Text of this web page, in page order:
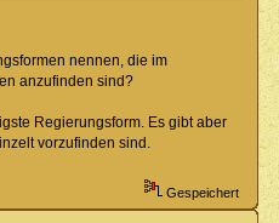
nennen, die im
anzufinden sind?
Regierungsform. Es gibt aber
vorzufinden sind.
Gespeichert